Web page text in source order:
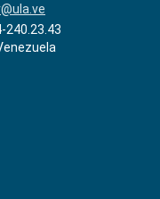
240.23.43